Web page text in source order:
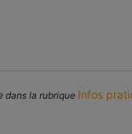
dans la rubrique Infos